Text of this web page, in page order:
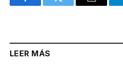
FacebookTwitter Email
LEER MÁS